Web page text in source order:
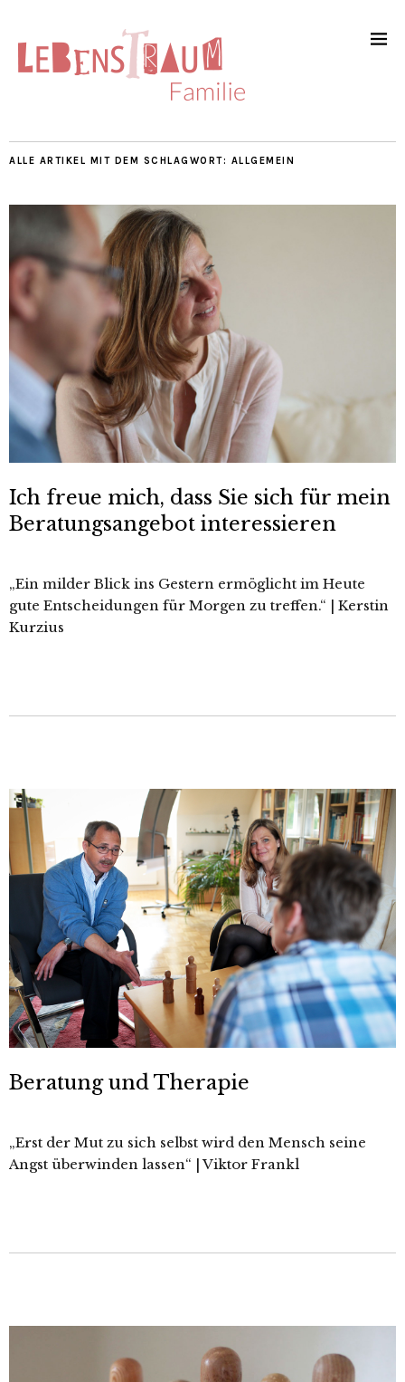
ALLE ARTIKEL MIT DEM SCHLAGWORT: ALLGEMEIN
Ich freue mich, dass Sie sich für mein
Beratungsangebot interessieren
„Ein milder Blick ins Gestern ermöglicht im Heute
gute Entscheidungen für Morgen zu treffen.“ | Kerstin
Kurzius
Beratung und Therapie
„Erst der Mut zu sich selbst wird den Mensch seine
Angst überwinden lassen“ | Viktor Frankl